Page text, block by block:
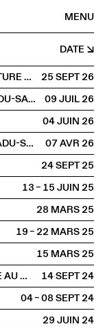
MENU
DATE
TRANSFORMER LE CCS : UNE ARCHITECTURE DE L'ALTÉRATION
25 SEPT2026
CAFÉ CRÈME AVEC AKOSUA VIKTORIA ADU-SANYAH ET CLAIRE HOFFMANN
09 JUIL2026
04 JUIN2026
RENCONTRE ENTRE AKOSUA VIKTORIA ADU-SANYAH ET JULIE JONES
07 AVR2026
24 SEPT2025
13 – 15 JUIN2025
28 MARS2025
19 – 22 MARS2025
15 MARS2025
UN ÉTRANGER AU VILLAGE : LE RACISME AU MIROIR DE JAMES BALDWIN
14 SEPT2024
04 – 08 SEPT2024
29 JUIN2024